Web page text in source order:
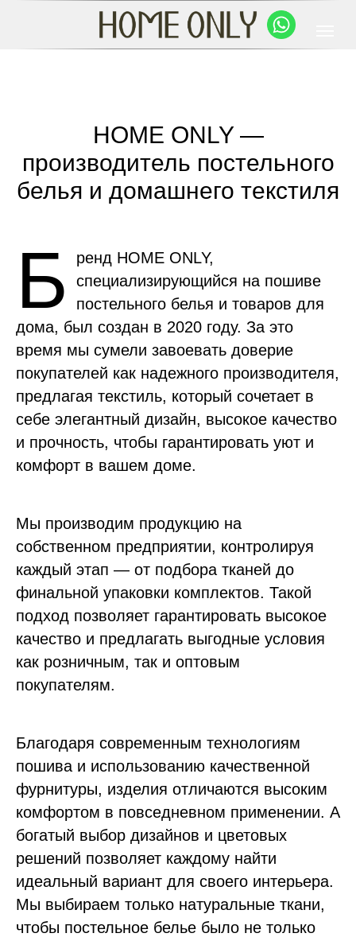
HOME ONLY —
производитель постельного
белья и домашнего текстиля
Б
ренд HOME ONLY,
специализирующийся на пошиве
постельного белья и товаров для
дома, был создан в 2020 году. За это
время мы сумели завоевать доверие
покупателей как надежного производителя,
предлагая текстиль, который сочетает в
себе элегантный дизайн, высокое качество
и прочность, чтобы гарантировать уют и
комфорт в вашем доме.
Мы производим продукцию на
собственном предприятии, контролируя
каждый этап — от подбора тканей до
финальной упаковки комплектов. Такой
подход позволяет гарантировать высокое
качество и предлагать выгодные условия
как розничным, так и оптовым
покупателям.
Благодаря современным технологиям
пошива и использованию качественной
фурнитуры, изделия отличаются высоким
комфортом в повседневном применении. А
богатый выбор дизайнов и цветовых
решений позволяет каждому найти
идеальный вариант для своего интерьера.
Мы выбираем только натуральные ткани,
чтобы постельное белье было не только